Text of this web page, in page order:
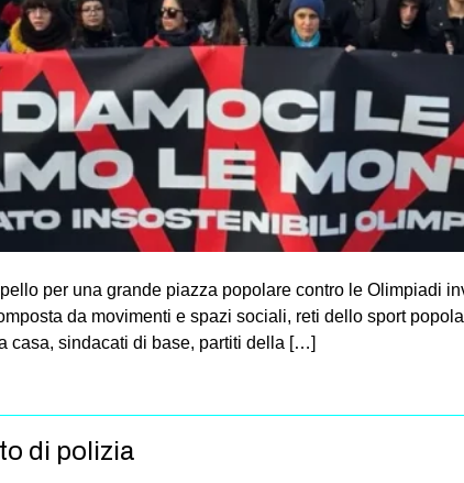
per una grande piazza popolare contro le Olimpiadi
da movimenti e spazi sociali, reti dello sport
casa, sindacati di base, partiti della […]
di polizia